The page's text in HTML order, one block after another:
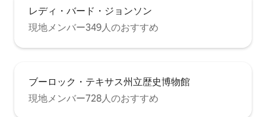
レディ・バード・ジョンソン
現地メンバー349人のおすすめ
ブーロック・テキサス州立歴史博物館
現地メンバー728人のおすすめ